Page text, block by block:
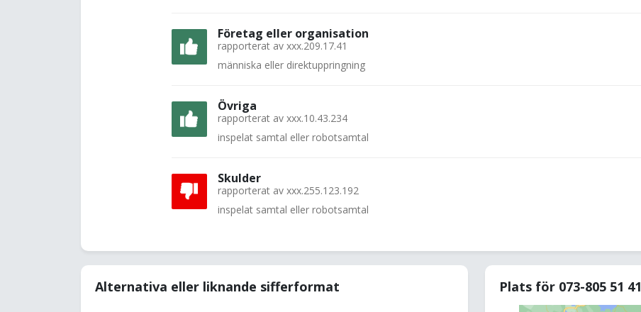
Företag eller organisation
rapporterat av xxx.209.17.41
människa eller direktuppringning
Övriga
rapporterat av xxx.10.43.234
inspelat samtal eller robotsamtal
Skulder
rapporterat av xxx.255.123.192
inspelat samtal eller robotsamtal
Alternativa eller liknande sifferformat Plats för 073-805 51 41